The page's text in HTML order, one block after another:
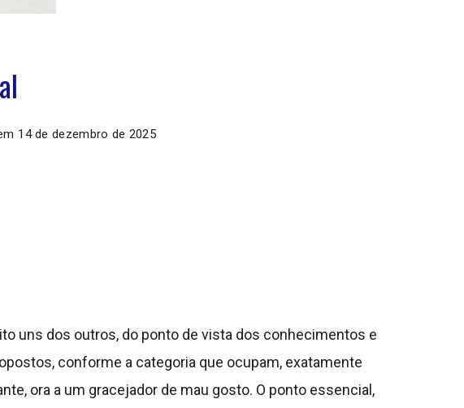
14 de dezembro de 2025
uns dos outros, do ponto de vista dos conhecimentos e
conforme a categoria que ocupam, exatamente
ora a um gracejador de mau gosto. O ponto essencial,